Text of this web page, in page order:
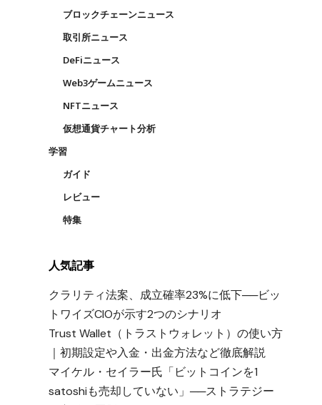
ブロックチェーンニュース
取引所ニュース
DeFiニュース
Web3ゲームニュース
NFTニュース
仮想通貨チャート分析
学習
ガイド
レビュー
特集
人気記事
クラリティ法案、成立確率23%に低下──ビッ
トワイズCIOが示す2つのシナリオ
Trust Wallet（トラストウォレット）の使い方
｜初期設定や入金・出金方法など徹底解説
マイケル・セイラー氏「ビットコインを1
satoshiも売却していない」──ストラテジー